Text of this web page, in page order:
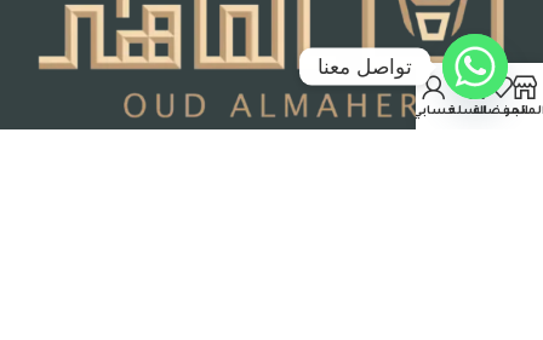
المفضلةالسلةحسابي
تواصل معنا